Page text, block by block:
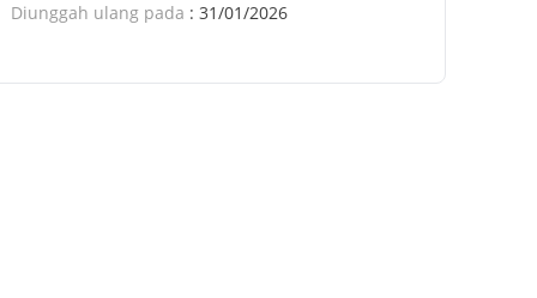
Diunggah ulang pada : 31/01/2026